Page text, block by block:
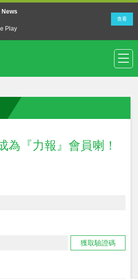
為『力報』會員喇！
獲取驗證碼